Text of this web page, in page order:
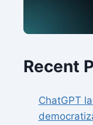
Recent
ChatGPT